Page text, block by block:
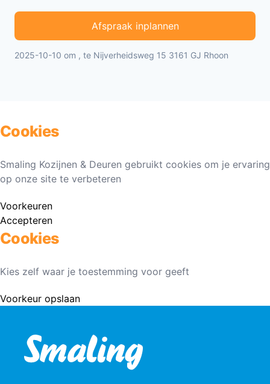
Afspraak inplannen
2025-10-10 om , te Nijverheidsweg 15 3161 GJ Rhoon
Cookies
Smaling Kozijnen & Deuren gebruikt cookies om je ervaring
op onze site te verbeteren
Voorkeuren
Accepteren
Cookies
Kies zelf waar je toestemming voor geeft
Voorkeur opslaan